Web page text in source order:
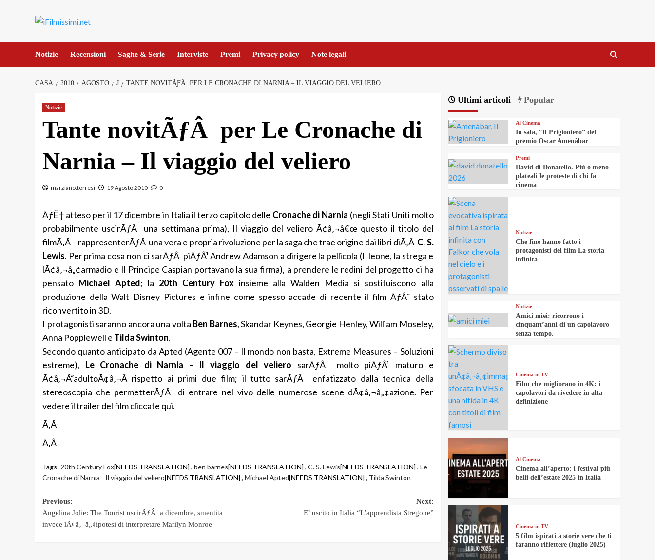
Notizie Recensioni Saghe & Serie Interviste Premi Privacy policy Note legali
CASA 2010 AGOSTO J TANTE NOVITÃƑÂ PER LE CRONACHE DI NARNIA – IL VIAGGIO DEL VELIERO
Notizie
Tante novitÃƒÂ per Le Cronache di
Narnia – Il viaggio del veliero
marziano.torresi 19 Agosto 2010 0
ÃƒË† atteso per il 17 dicembre in Italia il terzo capitolo delle Cronache di Narnia (negli Stati Uniti molto
probabilmente uscirÃƒÂ una settimana prima), Il viaggio del veliero Ã¢â‚¬â€œ questo il titolo del
filmÃ‚Â – rappresenterÃƒÂ una vera e propria rivoluzione per la saga che trae origine dai libri diÃ‚Â C. S.
Lewis. Per prima cosa non ci sarÃƒÂ piÃƒÂ¹ Andrew Adamson a dirigere la pellicola (Il leone, la strega e
lÃ¢â‚¬â„¢armadio e Il Principe Caspian portavano la sua firma), a prendere le redini del progetto ci ha
pensato Michael Apted; la 20th Century Fox insieme alla Walden Media si sostituiscono alla
produzione della Walt Disney Pictures e infine come spesso accade di recente il film ÃƒÂ¨ stato
riconvertito in 3D.
I protagonisti saranno ancora una volta Ben Barnes, Skandar Keynes, Georgie Henley, William Moseley,
Anna Popplewell e Tilda Swinton.
Secondo quanto anticipato da Apted (Agente 007 – Il mondo non basta, Extreme Measures – Soluzioni
estreme), Le Cronache di Narnia – Il viaggio del veliero sarÃƒÂ molto piÃƒÂ¹ maturo e
Ã¢â‚¬Å“adultoÃ¢â‚¬Â rispetto ai primi due film; il tutto sarÃƒÂ enfatizzato dalla tecnica della
stereoscopia che permetterÃƒÂ di entrare nel vivo delle numerose scene dÃ¢â‚¬â„¢azione. Per
vedere il trailer del film cliccate qui.
Ã‚Â
Ã‚Â
Tags: 20th Century Fox[NEEDS TRANSLATION] , ben barnes[NEEDS TRANSLATION] , C. S. Lewis[NEEDS TRANSLATION] , Le
Cronache di Narnia - Il viaggio del veliero[NEEDS TRANSLATION] , Michael Apted[NEEDS TRANSLATION] , Tilda Swinton
Post
navigation
Previous:
Angelina Jolie: The Tourist uscirÃƒÂ a dicembre, smentita
invece lÃ¢â‚¬â„¢ipotesi di interpretare Marilyn Monroe
Next:
E’ uscito in Italia “L’apprendista Stregone”
Ultimi articoli Popular
Al Cinema
In sala, “Il Prigioniero” del
premio Oscar Amenàbar
Premi
David di Donatello. Più o meno
plateali le proteste di chi fa
cinema
Notizie
Che fine hanno fatto i
protagonisti del film La storia
infinita
Notizie
Amici miei: ricorrono i
cinquant’anni di un capolavoro
senza tempo.
Cinema in TV
Film che migliorano in 4K: i
capolavori da rivedere in alta
definizione
Al Cinema
Cinema all’aperto: i festival più
belli dell’estate 2025 in Italia
Cinema in TV
5 film ispirati a storie vere che ti
faranno riflettere (luglio 2025)